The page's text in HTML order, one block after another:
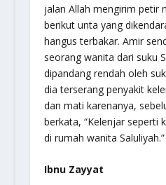
jalan Allah mengirim petir
berikut unta yang
hangus terbakar. Amir
seorang wanita dari suku
dipandang rendah oleh
dia terserang penyakit
dan mati karenanya,
berkata, “Kelenjar seperti
di rumah wanita Saluliyah.”
Ibnu Zayyat